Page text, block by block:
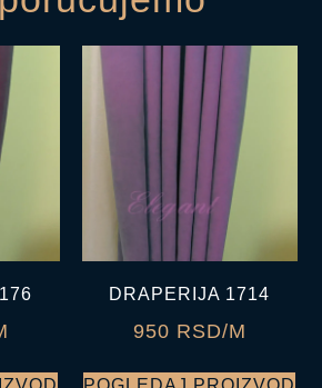
DRAPERIJA 1714
950 RSD/M